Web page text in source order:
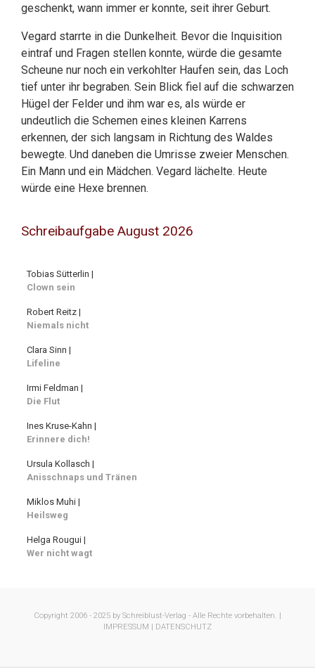
geschenkt, wann immer er konnte, seit ihrer Geburt.
Vegard starrte in die Dunkelheit. Bevor die Inquisition
eintraf und Fragen stellen konnte, würde die gesamte
Scheune nur noch ein verkohlter Haufen sein, das Loch
tief unter ihr begraben. Sein Blick fiel auf die schwarzen
Hügel der Felder und ihm war es, als würde er
undeutlich die Schemen eines kleinen Karrens
erkennen, der sich langsam in Richtung des Waldes
bewegte. Und daneben die Umrisse zweier Menschen.
Ein Mann und ein Mädchen. Vegard lächelte. Heute
würde eine Hexe brennen.
Schreibaufgabe August 2026
Tobias Sütterlin |
Clown sein
Robert Reitz |
Niemals nicht
Clara Sinn |
Lifeline
Irmi Feldman |
Die Flut
Ines Kruse-Kahn |
Erinnere dich!
Ursula Kollasch |
Anisschnaps und Tränen
Miklos Muhi |
Heilsweg
Helga Rougui |
Wer nicht wagt
Copyright 2006 - 2025 by Schreiblust-Verlag - Alle Rechte vorbehalten. |
IMPRESSUM |
DATENSCHUTZ